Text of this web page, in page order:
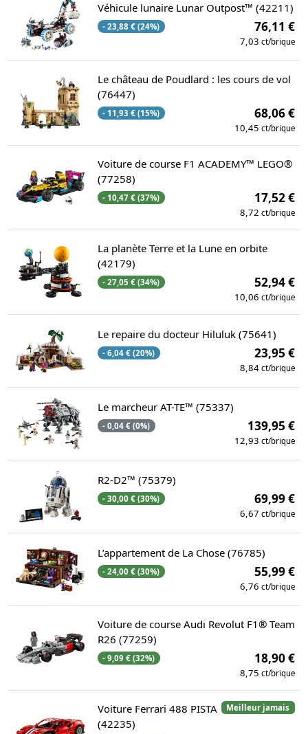
Véhicule lunaire Lunar Outpost™ (42211)
- 23,88 € (24%) 76,11 €
7,03 ct/brique
Le château de Poudlard : les cours de vol
(76447)
- 11,93 € (15%) 68,06 €
10,45 ct/brique
Voiture de course F1 ACADEMY™ LEGO®
(77258)
- 10,47 € (37%) 17,52 €
8,72 ct/brique
La planète Terre et la Lune en orbite
(42179)
- 27,05 € (34%) 52,94 €
10,06 ct/brique
Le repaire du docteur Hiluluk (75641)
- 6,04 € (20%) 23,95 €
8,84 ct/brique
Le marcheur AT-TE™ (75337)
- 0,04 € (0%) 139,95 €
12,93 ct/brique
R2-D2™ (75379)
- 30,00 € (30%) 69,99 €
6,67 ct/brique
L’appartement de La Chose (76785)
- 24,00 € (30%) 55,99 €
6,76 ct/brique
Voiture de course Audi Revolut F1® Team
R26 (77259)
- 9,09 € (32%) 18,90 €
8,75 ct/brique
Meilleur jamais
Voiture Ferrari 488 PISTA
(42235)